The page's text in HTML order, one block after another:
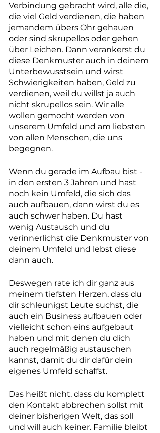
Verbindung gebracht wird, alle die,
die viel Geld verdienen, die haben
jemandem übers Ohr gehauen
oder sind skrupellos oder gehen
über Leichen. Dann verankerst du
diese Denkmuster auch in deinem
Unterbewusstsein und wirst
Schwierigkeiten haben, Geld zu
verdienen, weil du willst ja auch
nicht skrupellos sein. Wir alle
wollen gemocht werden von
unserem Umfeld und am liebsten
von allen Menschen, die uns
begegnen.
Wenn du gerade im Aufbau bist -
in den ersten 3 Jahren und hast
noch kein Umfeld, die sich das
auch aufbauen, dann wirst du es
auch schwer haben. Du hast
wenig Austausch und du
verinnerlichst die Denkmuster von
deinem Umfeld und lebst diese
dann auch.
Deswegen rate ich dir ganz aus
meinem tiefsten Herzen, dass du
dir schleunigst Leute suchst, die
auch ein Business aufbauen oder
vielleicht schon eins aufgebaut
haben und mit denen du dich
auch regelmäßig austauschen
kannst, damit du dir dafür dein
eigenes Umfeld schaffst.
Das heißt nicht, dass du komplett
den Kontakt abbrechen sollst mit
deiner bisherigen Welt, das soll
und will auch keiner. Familie bleibt